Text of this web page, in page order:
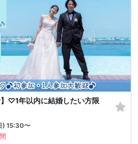
♡1年以内に結婚したい方限
) 15:30〜